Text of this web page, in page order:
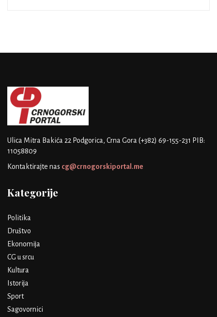
Ulica Mitra Bakića 22 Podgorica, Crna Gora (+382) 69-155-231 PIB:
11058809
Kontaktirajte nas cg@crnogorskiportal.me
Kategorije
Politika
Društvo
Ekonomija
CG u srcu
Kultura
Istorija
Sport
Sagovornici